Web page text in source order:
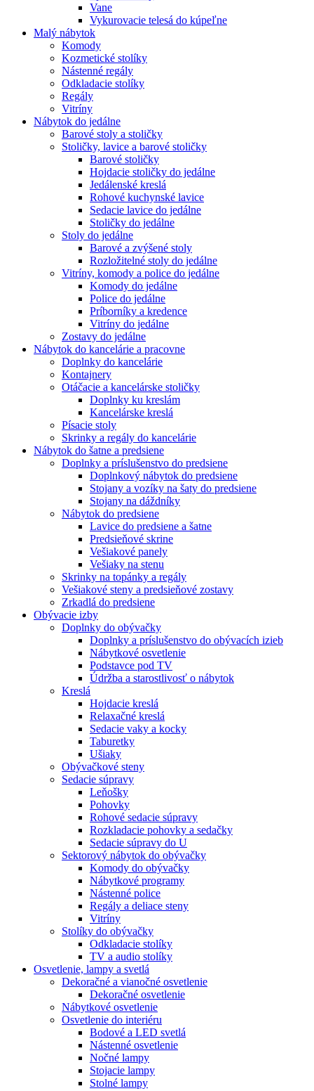
Vane
Vykurovacie telesá do kúpeľne
Malý nábytok
Komody
Kozmetické stolíky
Nástenné regály
Odkladacie stolíky
Regály
Vitríny
Nábytok do jedálne
Barové stoly a stoličky
Stoličky, lavice a barové stoličky
Barové stoličky
Hojdacie stoličky do jedálne
Jedálenské kreslá
Rohové kuchynské lavice
Sedacie lavice do jedálne
Stoličky do jedálne
Stoly do jedálne
Barové a zvýšené stoly
Rozložitelné stoly do jedálne
Vitríny, komody a police do jedálne
Komody do jedálne
Police do jedálne
Príborníky a kredence
Vitríny do jedálne
Zostavy do jedálne
Nábytok do kancelárie a pracovne
Doplnky do kancelárie
Kontajnery
Otáčacie a kancelárske stoličky
Doplnky ku kreslám
Kancelárske kreslá
Písacie stoly
Skrinky a regály do kancelárie
Nábytok do šatne a predsiene
Doplnky a príslušenstvo do predsiene
Doplnkový nábytok do predsiene
Stojany a vozíky na šaty do predsiene
Stojany na dáždníky
Nábytok do predsiene
Lavice do predsiene a šatne
Predsieňové skrine
Vešiakové panely
Vešiaky na stenu
Skrinky na topánky a regály
Vešiakové steny a predsieňové zostavy
Zrkadlá do predsiene
Obývacie izby
Doplnky do obývačky
Doplnky a príslušenstvo do obývacích izieb
Nábytkové osvetlenie
Podstavce pod TV
Údržba a starostlivosť o nábytok
Kreslá
Hojdacie kreslá
Relaxačné kreslá
Sedacie vaky a kocky
Taburetky
Ušiaky
Obývačkové steny
Sedacie súpravy
Leňošky
Pohovky
Rohové sedacie súpravy
Rozkladacie pohovky a sedačky
Sedacie súpravy do U
Sektorový nábytok do obývačky
Komody do obývačky
Nábytkové programy
Nástenné police
Regály a deliace steny
Vitríny
Stolíky do obývačky
Odkladacie stolíky
TV a audio stolíky
Osvetlenie, lampy a svetlá
Dekoračné a vianočné osvetlenie
Dekoračné osvetlenie
Nábytkové osvetlenie
Osvetlenie do interiéru
Bodové a LED svetlá
Nástenné osvetlenie
Nočné lampy
Stojacie lampy
Stolné lampy